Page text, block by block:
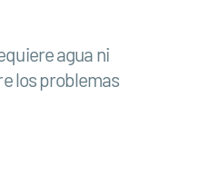
agua ni
los problemas